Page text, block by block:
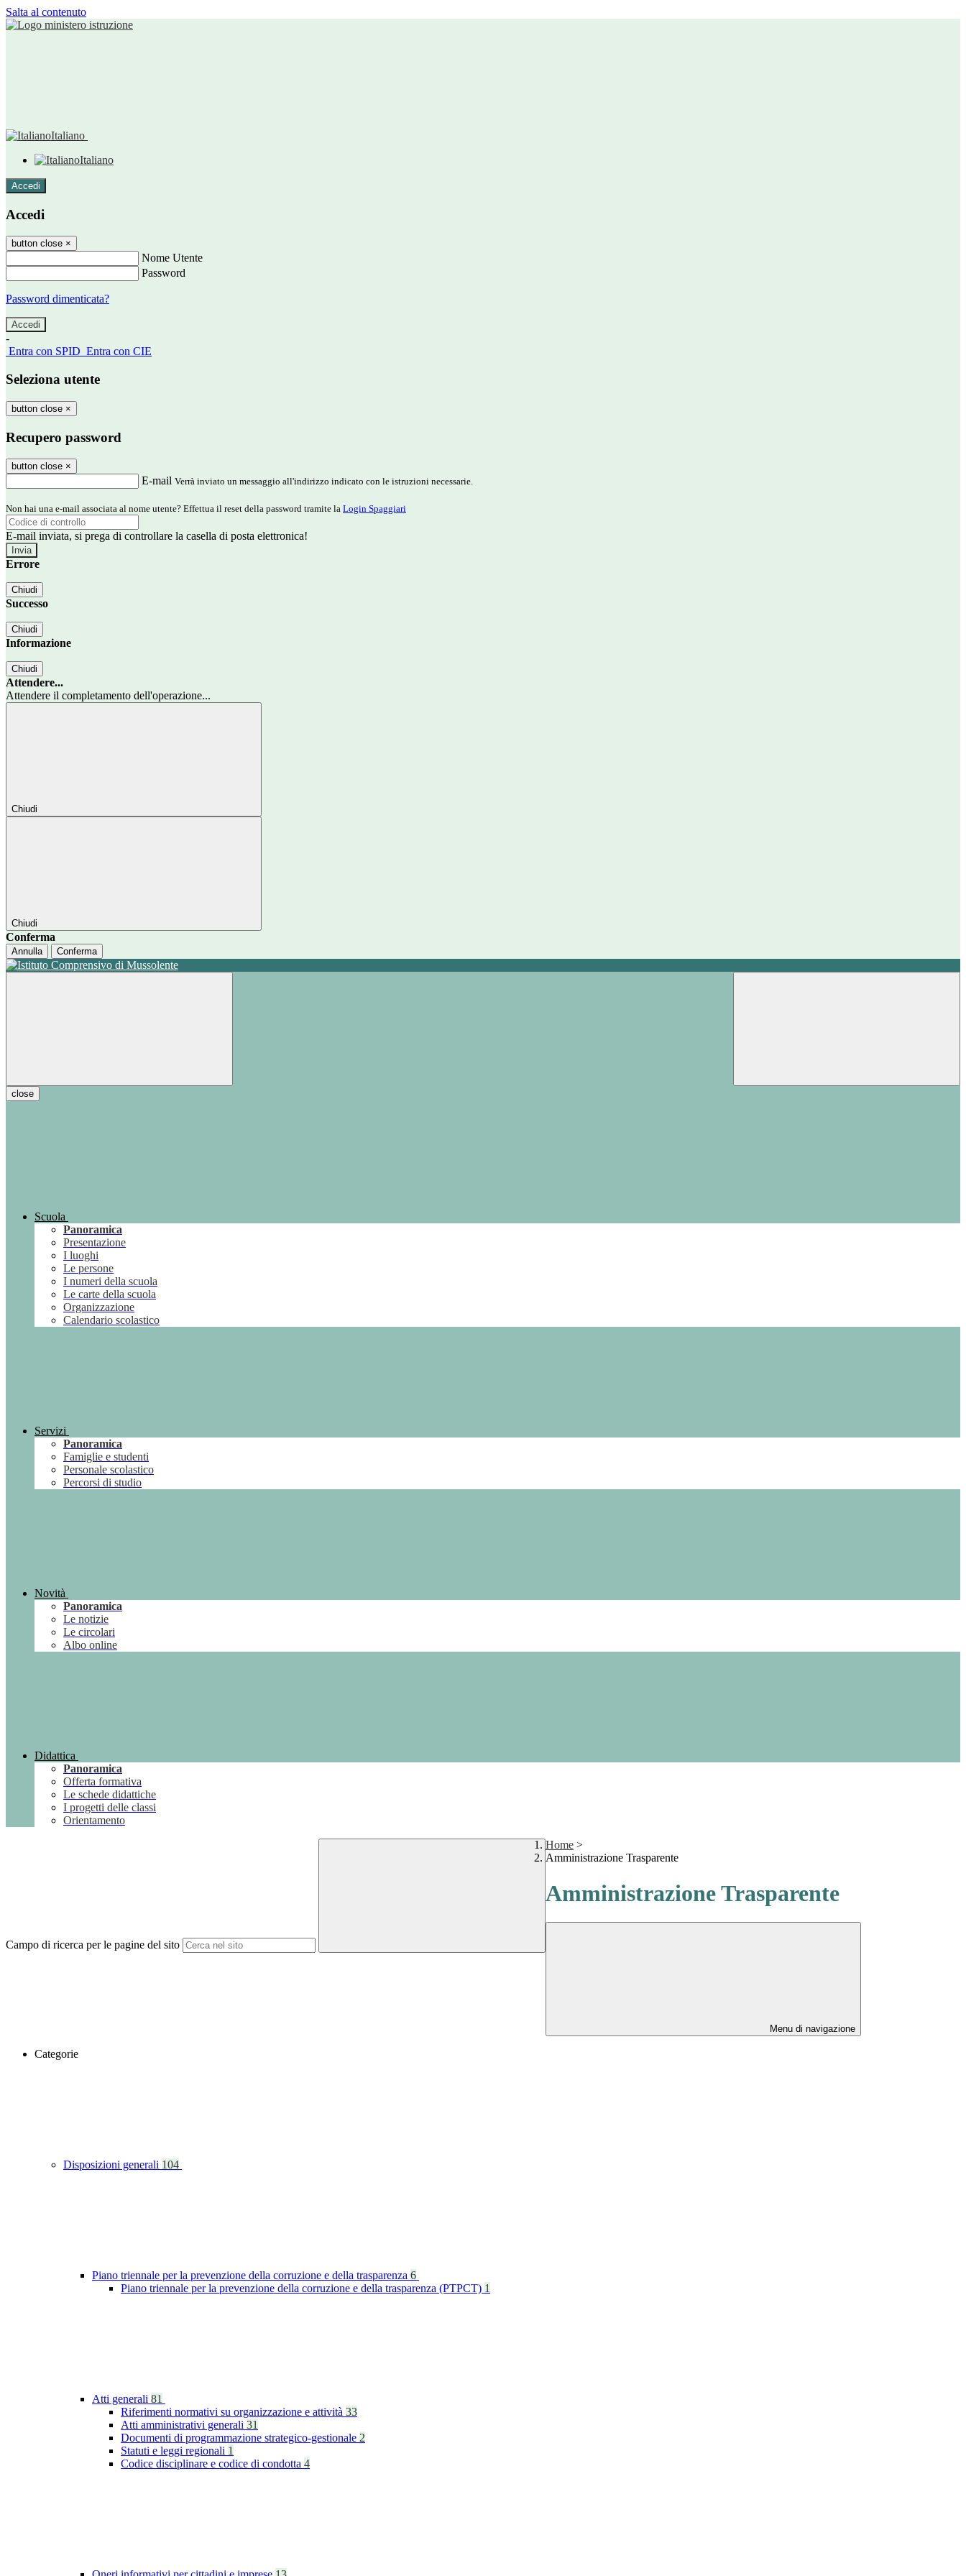
Salta al contenuto
Italiano
Italiano
Accedi
Accedi
button close ×
Nome Utente
Password
Password dimenticata?
-
Entra con SPID Entra con CIE
Seleziona utente
button close ×
Recupero password
button close ×
E-mail Verrà inviato un messaggio all'indirizzo indicato con le istruzioni necessarie.
Non hai una e-mail associata al nome utente? Effettua il reset della password tramite la Login Spaggiari
E-mail inviata, si prega di controllare la casella di posta elettronica!
Errore
Chiudi
Successo
Chiudi
Informazione
Chiudi
Attendere...
Attendere il completamento dell'operazione...
Chiudi
Chiudi
Conferma
Annulla Conferma
close
Scuola
Panoramica
Presentazione
I luoghi
Le persone
I numeri della scuola
Le carte della scuola
Organizzazione
Calendario scolastico
Servizi
Panoramica
Famiglie e studenti
Personale scolastico
Percorsi di studio
Novità
Panoramica
Le notizie
Le circolari
Albo online
Didattica
Panoramica
Offerta formativa
Le schede didattiche
I progetti delle classi
Orientamento
Campo di ricerca per le pagine del sito
Home >
Amministrazione Trasparente
Amministrazione Trasparente
Menu di navigazione
Categorie
Disposizioni generali 104
Piano triennale per la prevenzione della corruzione e della trasparenza 6
Piano triennale per la prevenzione della corruzione e della trasparenza (PTPCT) 1
Atti generali 81
Riferimenti normativi su organizzazione e attività 33
Atti amministrativi generali 31
Documenti di programmazione strategico-gestionale 2
Statuti e leggi regionali 1
Codice disciplinare e codice di condotta 4